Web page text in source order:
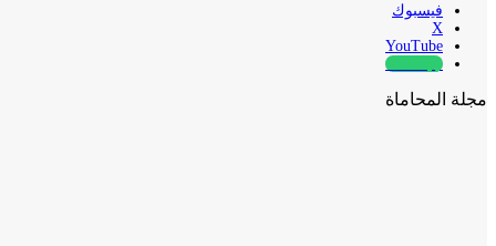
فيسبوك
‫X
‫YouTube
whatsapp
مجلة المحاماة